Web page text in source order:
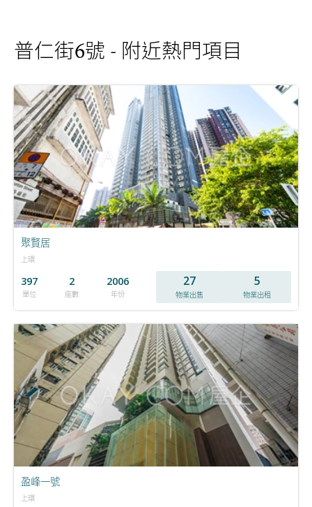
普仁街6號 - 附近熱門項目
聚賢居
上環
397
單位
2
座數
2006
年份
27
物業出售
5
物業出租
盈峰一號
上環